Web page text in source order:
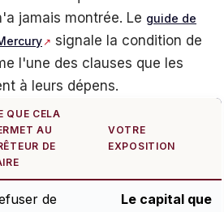
jamais montrée. Le guide de
signale la condition de
l'une des clauses que les
à leurs dépens.
QUE CELA
AU
DE
VOTRE
EXPOSITION
de
Le capital que